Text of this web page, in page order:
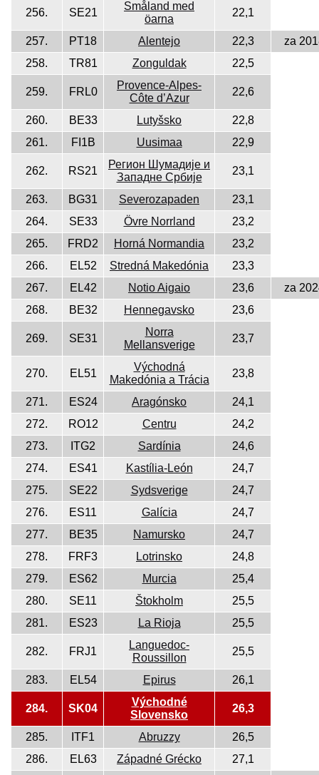
256. SE21
Småland med
öarna
22,1
257. PT18 Alentejo 22,3
za
258.
TR81 Zonguldak 22,5
259. FRL0
Provence-Alpes-
Côte d’Azur
22,6
260. BE33 Lutyšsko
22,8
261.
FI1B Uusimaa 22,9
262. RS21
Регион Шумадије и
Западне Србије
23,1
263. BG31 Severozapaden
23,1
264.
SE33 Övre Norrland
23,2
265.
FRD2 Horná Normandia
23,2
266.
EL52 Stredná Makedónia
23,3
267.
EL42 Notio Aigaio 23,6
za
268.
BE32 Hennegavsko 23,6
269. SE31
Norra
Mellansverige
23,7
270. EL51
Východná
Makedónia a Trácia
23,8
271. ES24 Aragónsko
24,1
272.
RO12 Centru
24,2
273.
ITG2 Sardínia
24,6
274.
ES41 Kastília-León
24,7
275.
SE22 Sydsverige
24,7
276.
ES11 Galícia
24,7
277.
BE35 Namursko
24,7
278.
FRF3 Lotrinsko
24,8
279.
ES62 Murcia
25,4
280.
SE11 Štokholm
25,5
281.
ES23 La Rioja 25,5
282. FRJ1
Languedoc-
Roussillon
25,5
283. EL54 Epirus 26,1
284. SK04
Východné
Slovensko
26,3
285. ITF1 Abruzzy
26,5
286.
EL63 Západné Grécko 27,1